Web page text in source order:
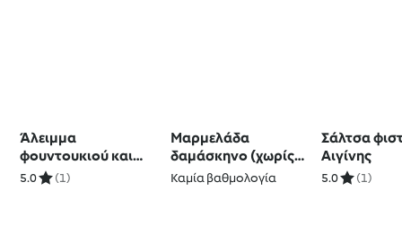
Άλειμμα
φουντουκιού και
μαύρης σοκολάτας
5.0 (1)
Μαρμελάδα
δαμάσκηνο (χωρίς
ζάχαρη)
Καμία βαθμολογία
Σάλτσα
Αιγίνης
5.0 (1)